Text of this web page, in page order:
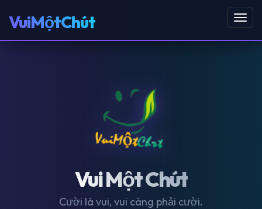
VuiMộtChút
Vui Một Chút
Cười là vui, vui càng phải cười.